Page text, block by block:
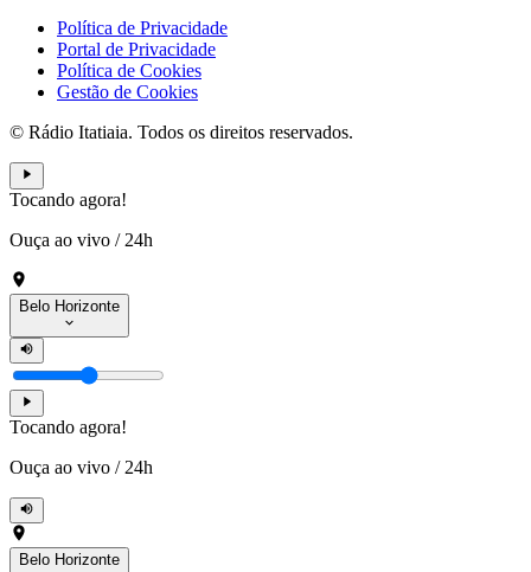
Política de Privacidade
Portal de Privacidade
Política de Cookies
Gestão de Cookies
© Rádio Itatiaia. Todos os direitos reservados.
Tocando agora!
Ouça ao vivo / 24h
Belo Horizonte
Tocando agora!
Ouça ao vivo / 24h
Belo Horizonte